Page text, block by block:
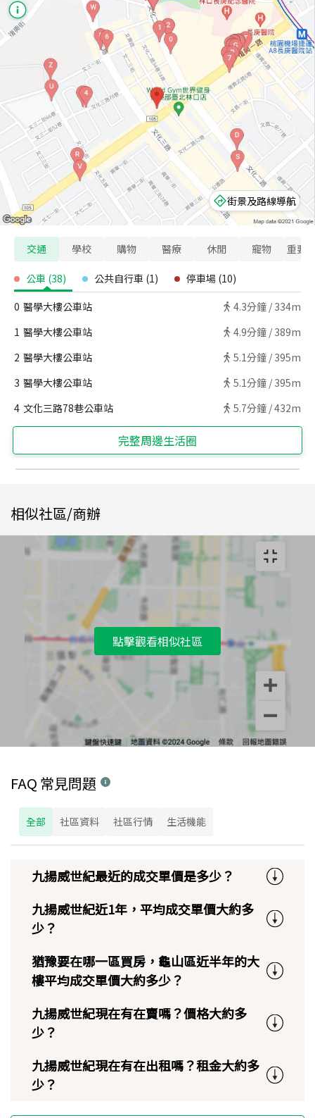
街景及路線導航
交通 學校 購物 醫療 休閒 寵物 重要
公車 (38) 公共自行車 (1) 停車場 (10)
0 醫學大樓公車站 4.3分鐘 / 334m
1 醫學大樓公車站 4.9分鐘 / 389m
2 醫學大樓公車站 5.1分鐘 / 395m
3 醫學大樓公車站 5.1分鐘 / 395m
4 文化三路78巷公車站 5.7分鐘 /432m
完整周邊生活圈
相似社區/商辦
點擊觀看相似社區
FAQ 常見問題
全部 社區資料 社區行情 生活機能
九揚威世紀最近的成交單價是多少？
九揚威世紀近1年，平均成交單價大約多
少？
猶豫要在哪一區買房，龜山區近半年的大
樓平均成交單價大約多少？
九揚威世紀現在有在賣嗎？價格大約多
少？
九揚威世紀現在有在出租嗎？租金大約多
少？